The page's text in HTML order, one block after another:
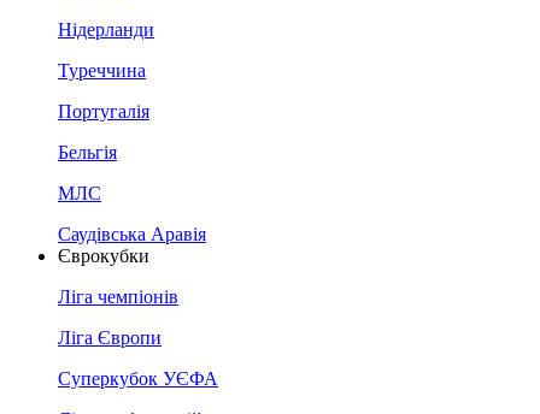
Нідерланди
Туреччина
Португалія
Бельгія
МЛС
Саудівська Аравія
Єврокубки
Ліга чемпіонів
Ліга Європи
Суперкубок УЄФА